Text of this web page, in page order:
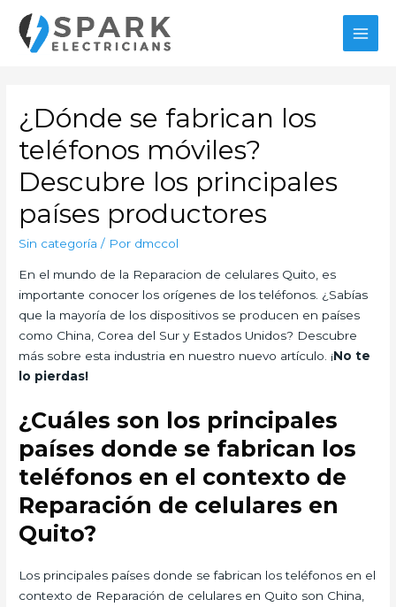
contenido
¿Dónde se fabrican los
teléfonos móviles?
Descubre los principales
países productores
Sin categoría / Por dmccol
En el mundo de la Reparacion de celulares Quito, es
importante conocer los orígenes de los teléfonos. ¿Sabías
que la mayoría de los dispositivos se producen en países
como China, Corea del Sur y Estados Unidos? Descubre
más sobre esta industria en nuestro nuevo artículo. ¡No te
lo pierdas!
¿Cuáles son los principales
países donde se fabrican los
teléfonos en el contexto de
Reparación de celulares en
Quito?
Los principales países donde se fabrican los teléfonos en el
contexto de Reparación de celulares en Quito son China,